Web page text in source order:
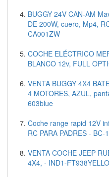
BUGGY 24V CAN-AM
DE 200W, cuero, Mp4,
CA001ZW
COCHE ELÉCTRICO
BLANCO 12v, FULL
VENTA BUGGY 4X4
4 MOTORES, AZUL,
603blue
Coche range rapid 12V
RC PARA PADRES -
VENTA COCHE JEEP
4X4, - IND1-